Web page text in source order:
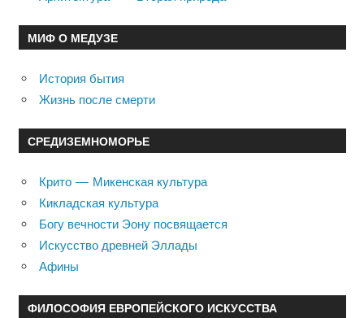
МИФ О МЕДУЗЕ
История бытия
Жизнь после смерти
СРЕДИЗЕМНОМОРЬЕ
Крито — Микенская культура
Кикладская культура
Богу вечности Эону посвящается
Искусство древней Эллады
Афины
ФИЛОСОФИЯ ЕВРОПЕЙСКОГО ИСКУССТВА